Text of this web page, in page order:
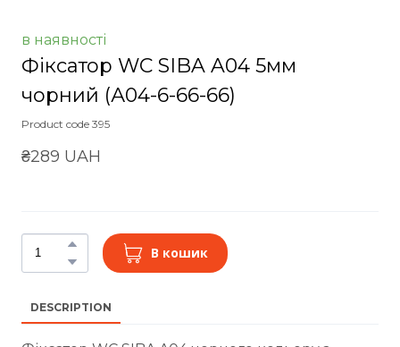
в наявності
Фіксатор WC SIBA A04 5мм
чорний (А04-6-66-66)
Product code 395
₴289 UAH
В кошик
DESCRIPTION